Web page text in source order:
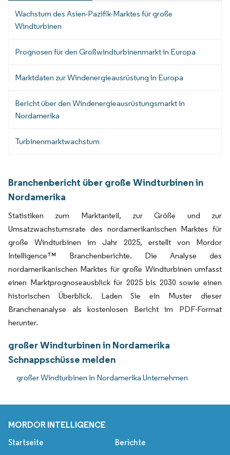
Wachstum des Asien-Pazifik-Marktes für große
Windturbinen
Prognosen für den Großwindturbinenmarkt in Europa
Marktdaten zur Windenergieausrüstung in Europa
Bericht über den Windenergieausrüstungsmarkt in
Nordamerika
Turbinenmarktwachstum
Branchenbericht über große Windturbinen in
Nordamerika
Statistiken zum Marktanteil, zur Größe und zur
Umsatzwachstumsrate des nordamerikanischen Marktes für
große Windturbinen im Jahr 2025, erstellt von Mordor
Intelligence™ Branchenberichte. Die Analyse des
nordamerikanischen Marktes für große Windturbinen umfasst
einen Marktprognoseausblick für 2025 bis 2030 sowie einen
historischen Überblick. Laden Sie ein Muster dieser
Branchenanalyse als kostenlosen Bericht im PDF-Format
herunter.
großer Windturbinen in Nordamerika
Schnappschüsse melden
großer Windturbinen in Nordamerika Unternehmen
MORDOR INTELLIGENCE
Startseite Berichte